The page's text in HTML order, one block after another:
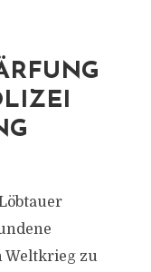
Weltkrieg zu